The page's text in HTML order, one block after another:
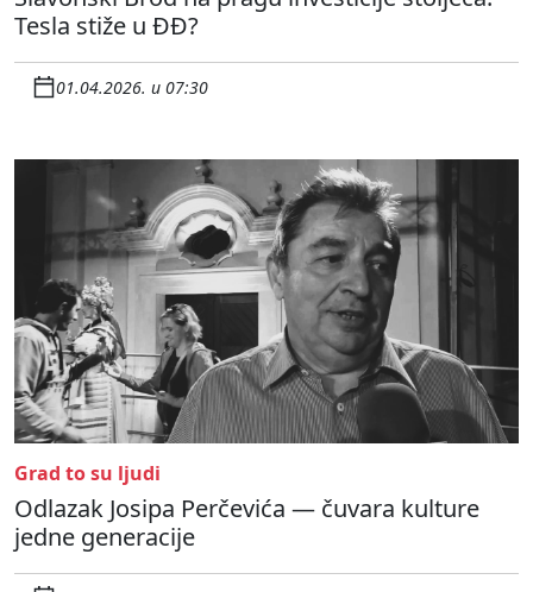
Tesla stiže u ĐĐ?
01.04.2026. u 07:30
Grad to su ljudi
Odlazak Josipa Perčevića — čuvara kulture
jedne generacije